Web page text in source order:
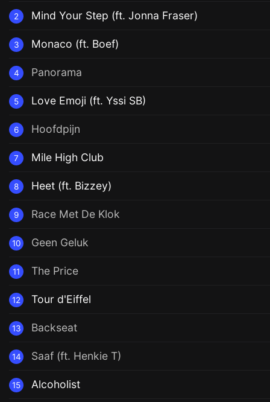
2 Mind Your Step (ft. Jonna Fraser)
3 Monaco (ft. Boef)
4 Panorama
5 Love Emoji (ft. Yssi SB)
6 Hoofdpijn
7 Mile High Club
8 Heet (ft. Bizzey)
9 Race Met De Klok
10 Geen Geluk
11 The Price
12 Tour d'Eiffel
13 Backseat
14 Saaf (ft. Henkie T)
15 Alcoholist